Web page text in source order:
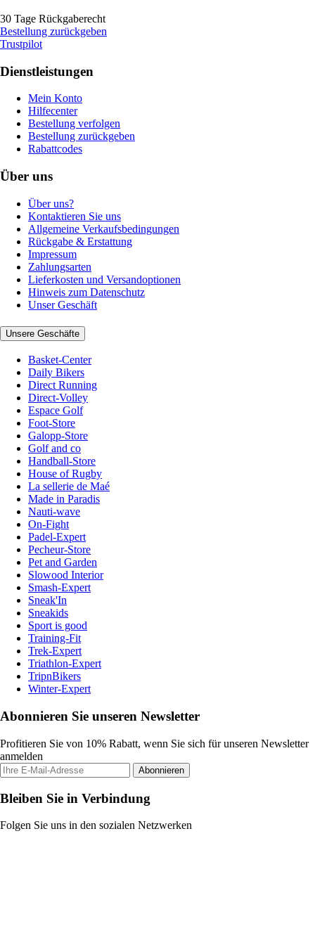
30 Tage Rückgaberecht
Bestellung zurückgeben
Trustpilot
Dienstleistungen
Mein Konto
Hilfecenter
Bestellung verfolgen
Bestellung zurückgeben
Rabattcodes
Über uns
Über uns?
Kontaktieren Sie uns
Allgemeine Verkaufsbedingungen
Rückgabe & Erstattung
Impressum
Zahlungsarten
Lieferkosten und Versandoptionen
Hinweis zum Datenschutz
Unser Geschäft
Unsere Geschäfte
Basket-Center
Daily Bikers
Direct Running
Direct-Volley
Espace Golf
Foot-Store
Galopp-Store
Golf and co
Handball-Store
House of Rugby
La sellerie de Maé
Made in Paradis
Nauti-wave
On-Fight
Padel-Expert
Pecheur-Store
Pet and Garden
Slowood Interior
Smash-Expert
Sneak'In
Sneakids
Sport is good
Training-Fit
Trek-Expert
Triathlon-Expert
TripnBikers
Winter-Expert
Abonnieren Sie unseren Newsletter
Profitieren Sie von 10% Rabatt, wenn Sie sich für unseren Newsletter
anmelden
Abonnieren
Bleiben Sie in Verbindung
Folgen Sie uns in den sozialen Netzwerken